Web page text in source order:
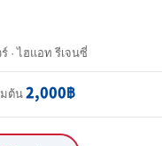
· ไฮแอท รีเจนซี่
มต้น2,000฿